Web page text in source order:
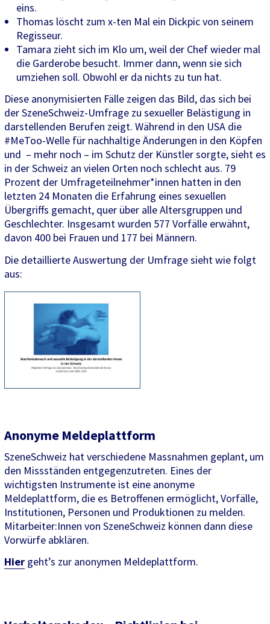
eins.
Thomas löscht zum x-ten Mal ein Dickpic von seinem
Regisseur.
Tamara zieht sich im Klo um, weil der Chef wieder mal
die Garderobe besucht. Immer dann, wenn sie sich
umziehen soll. Obwohl er da nichts zu tun hat.
Diese anonymisierten Fälle zeigen das Bild, das sich bei
der SzeneSchweiz-Umfrage zu sexueller Belästigung in
darstellenden Berufen zeigt. Während in den USA die
#MeToo-Welle für nachhaltige Änderungen in den Köpfen
und – mehr noch – im Schutz der Künstler sorgte, sieht es
in der Schweiz an vielen Orten noch schlecht aus. 79
Prozent der Umfrageteilnehmer*innen hatten in den
letzten 24 Monaten die Erfahrung eines sexuellen
Übergriffs gemacht, quer über alle Altersgruppen und
Geschlechter. Insgesamt wurden 577 Vorfälle erwähnt,
davon 400 bei Frauen und 177 bei Männern.
Die detaillierte Auswertung der Umfrage sieht wie folgt
aus:
Anonyme Meldeplattform
SzeneSchweiz hat verschiedene Massnahmen geplant, um
den Missständen entgegenzutreten. Eines der
wichtigsten Instrumente ist eine anonyme
Meldeplattform, die es Betroffenen ermöglicht, Vorfälle,
Institutionen, Personen und Produktionen zu melden.
Mitarbeiter:Innen von SzeneSchweiz können dann diese
Vorwürfe abklären.
Hier geht’s zur anonymen Meldeplattform.